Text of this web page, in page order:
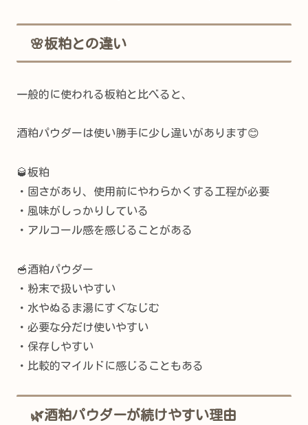
🌸板粕との違い
一般的に使われる板粕と比べると、
酒粕パウダーは使い勝手に少し違いがあります😊
🥃板粕
・固さがあり、使用前にやわらかくする工程が必要
・風味がしっかりしている
・アルコール感を感じることがある
🥣酒粕パウダー
・粉末で扱いやすい
・水やぬるま湯にすぐなじむ
・必要な分だけ使いやすい
・保存しやすい
・比較的マイルドに感じることもある
🌿酒粕パウダーが続けやすい理由